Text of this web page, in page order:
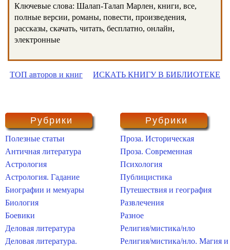
Ключевые слова: Шалап-Талап Марлен, книги, все,
полные версии, романы, повести, произведения,
рассказы, скачать, читать, бесплатно, онлайн,
электронные
ТОП авторов и книг ИСКАТЬ КНИГУ В БИБЛИОТЕКЕ
Рубрики
Полезные статьи
Античная литература
Астрология
Астрология. Гадание
Биографии и мемуары
Биология
Боевики
Деловая литература
Деловая литература.
Рубрики
Проза. Историческая
Проза. Современная
Психология
Публицистика
Путешествия и география
Развлечения
Разное
Религия/мистика/нло
Религия/мистика/нло. Магия и